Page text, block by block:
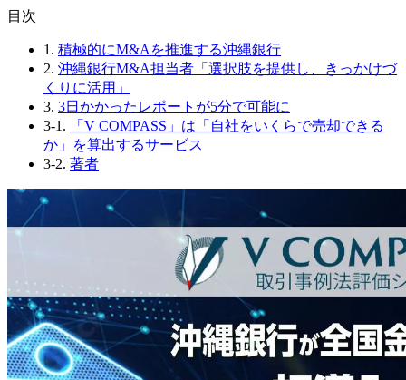
⽬次
1. 積極的にM&Aを推進する沖縄銀行
2. 沖縄銀行M&A担当者「選択肢を提供し、きっかけづ
くりに活用」
3. 3日かかったレポートが5分で可能に
3-1.
「V COMPASS」は「自社をいくらで売却できる
か」を算出するサービス
3-2. 著者